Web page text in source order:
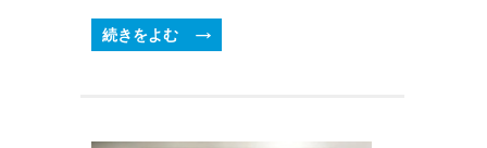
続きをよむ